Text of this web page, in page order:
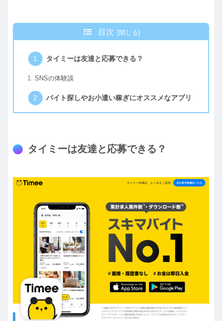
目次
タイミーは友達と応募できる？
SNSの体験談
バイト探しやお小遣い稼ぎにオススメなアプリ
タイミーは友達と応募できる？